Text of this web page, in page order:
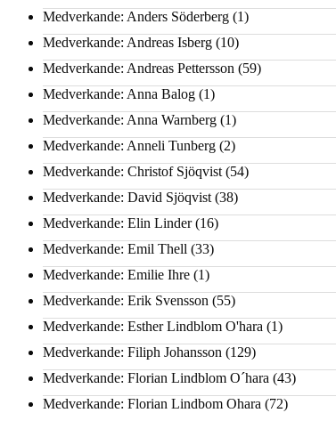
Medverkande: Anders Söderberg (1)
Medverkande: Andreas Isberg (10)
Medverkande: Andreas Pettersson (59)
Medverkande: Anna Balog (1)
Medverkande: Anna Warnberg (1)
Medverkande: Anneli Tunberg (2)
Medverkande: Christof Sjöqvist (54)
Medverkande: David Sjöqvist (38)
Medverkande: Elin Linder(16)
Medverkande: Emil Thell (33)
Medverkande: Emilie Ihre (1)
Medverkande: Erik Svensson (55)
Medverkande: Esther Lindblom O'hara (1)
Medverkande: Filiph Johansson (129)
Medverkande: Florian Lindblom O´hara (43)
Medverkande: Florian Lindbom Ohara (72)